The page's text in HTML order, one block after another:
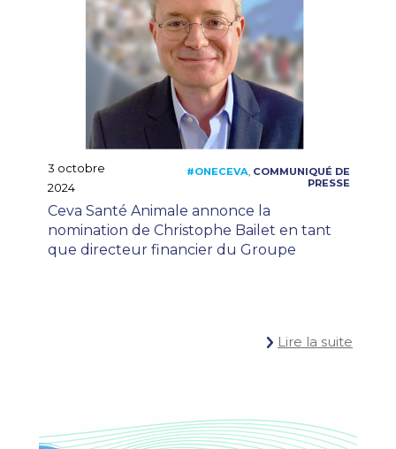
3 octobre
2024
Ceva Santé Animale annonce la
nomination de Christophe Bailet en tant
que directeur financier du Groupe
Lire la suite